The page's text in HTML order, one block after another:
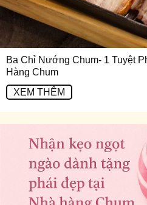
Ba Chỉ Nướng Chum- 1 Tuyệt
Hàng Chum
XEM THÊM